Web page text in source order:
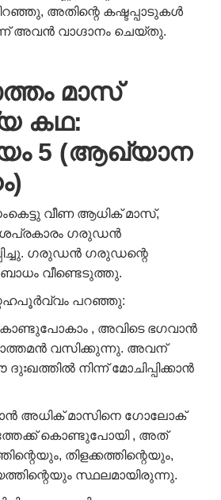
അതിന്റെ കഷ്ടപ്പാടുകൾ
അവൻ വാഗ്ദാനം ചെയ്തു.
മാസ്
കഥ:
5 (ആഖ്യാന
വീണ ആധിക് മാസ്,
ഗരുഡൻ
ഗരുഡൻ ഗരുഡന്റെ
വീണ്ടെടുത്തു.
പറഞ്ഞു:
, അവിടെ ഭഗവാൻ
വസിക്കുന്നു. അവന്
നിന്ന് മോചിപ്പിക്കാൻ
അധിക് മാസിനെ ഗോലോക്
കൊണ്ടുപോയി , അത്
തിളക്കത്തിന്റെയും,
സ്ഥലമായിരുന്നു.